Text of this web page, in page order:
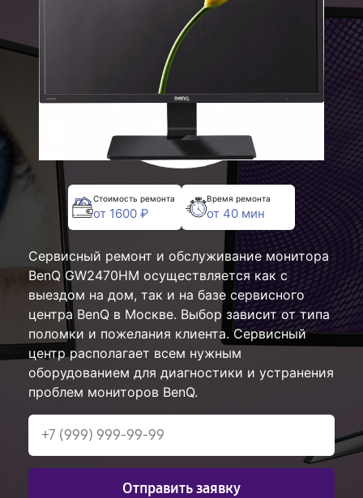
Стоимость ремонта
от 1600 ₽
Время ремонта
от 40 мин
Сервисный ремонт и обслуживание монитора
BenQ GW2470HM осуществляется как с
выездом на дом, так и на базе сервисного
центра BenQ в Москве. Выбор зависит от типа
поломки и пожелания клиента. Сервисный
центр располагает всем нужным
оборудованием для диагностики и устранения
проблем мониторов BenQ.
Отправить заявку